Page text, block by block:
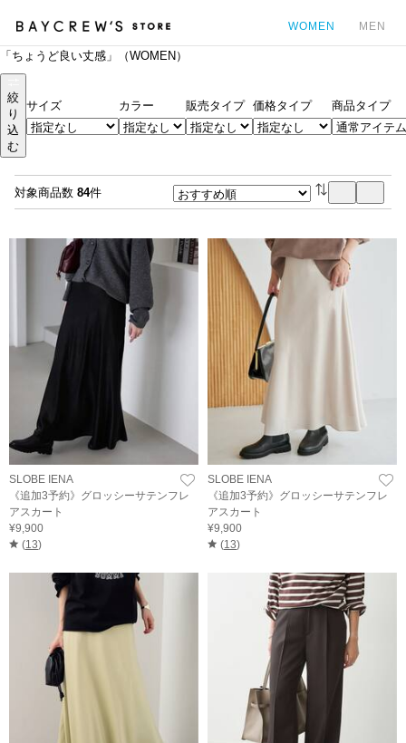
WOMEN MEN
「ちょうど良い丈感」（WOMEN）
絞
り
込
む
サイズ カラー 販売タイプ 価格タイプ 商品タイプ
対象商品数 84件
SLOBE IENA
《追加3予約》グロッシーサテンフレ
アスカート
¥9,900
(13)
SLOBE IENA
《追加3予約》グロッシーサテンフレ
アスカート
¥9,900
(13)